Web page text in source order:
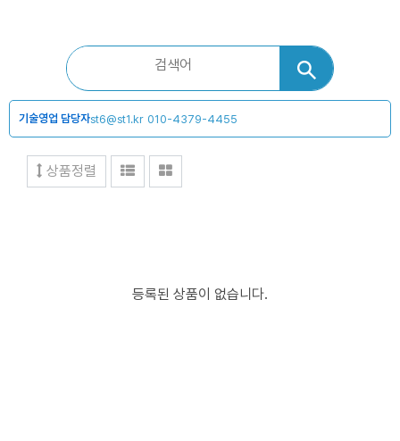
기술영업 담당자st6@st1.kr 010-4379-4455
상품정렬
등록된 상품이 없습니다.